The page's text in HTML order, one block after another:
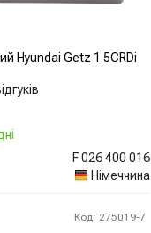
Hyundai Getz 1.5CRDi
F 026 400 016
Німеччина
Код: 275019-7